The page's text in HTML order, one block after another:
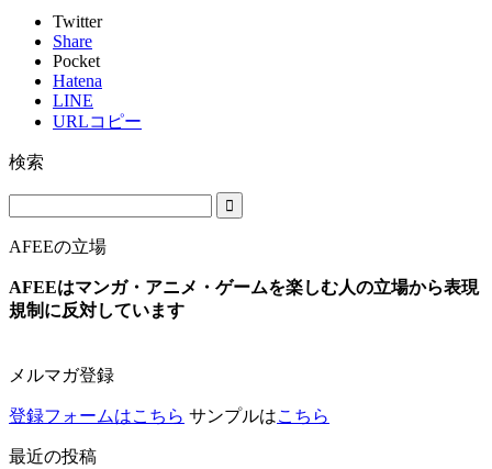
Twitter
Share
Pocket
Hatena
LINE
URLコピー
検索
AFEEの立場
AFEEはマンガ・アニメ・ゲームを楽しむ人の立場から表現
規制に反対しています
メルマガ登録
登録フォームはこちら サンプルはこちら
最近の投稿